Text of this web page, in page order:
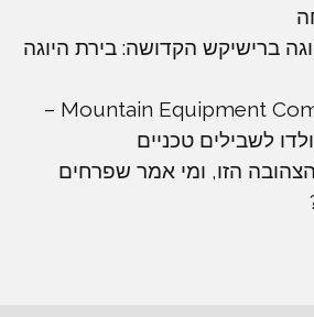
ברישיקש הקדושה: בירת היוגה
מבחן שטח: Mountain Equipment Comici –
לשבילים טכניים
הזו, ומי אמר שפרחים